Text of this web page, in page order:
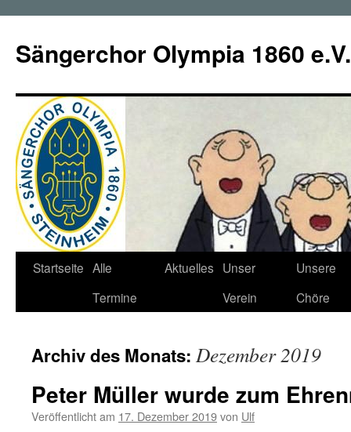
springen
Sängerchor Olympia 1860
Startseite Alle
Termine
Aktuelles Unser
Verein
Unsere
Chöre
Archiv des Monats: Dezember 2019
Peter Müller wurde zum
Veröffentlicht am 17. Dezember 2019von Ulf